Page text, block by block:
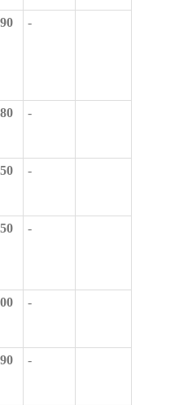
-
-
-
-
-
-